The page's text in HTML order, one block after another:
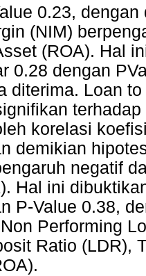
0.23,
(NIM)
(ROA). Hal
0.28 dengan
diterima. Loan
korelasi
demikian
negatif
Hal ini
P-Value 0.38,
Performing
Ratio (LDR),